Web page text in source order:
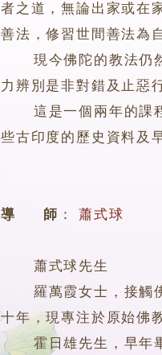
者之道，無論出家或在
善法，修習世間善法為
現今佛陀的教法仍然
力辨別是非對錯及止惡
這是一個兩年的課程
些古印度的歷史資料及
導 師 ： 蕭式球
蕭式球先生
羅萬霞女士，接觸佛
十年，現專注於原始佛
霍日雄先生，早年畢